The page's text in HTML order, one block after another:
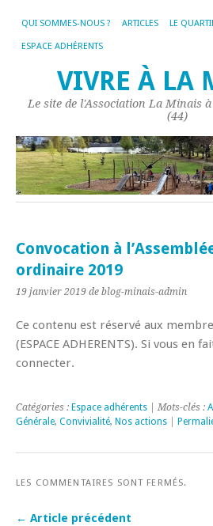
QUI SOMMES-NOUS ? ARTICLES LE
ESPACE ADHÉRENTS
VIVRE À LA
Le site de l'Association La Minais
(44)
Convocation à
ordinaire 2019
19 janvier 2019 de blog-minais-admin
Ce contenu est réservé aux
(ESPACE ADHERENTS). Si vous en
connecter.
Catégories : Espace adhérents | Mots-clés :
Générale, Convivialité, Nos actions
LES COMMENTAIRES SONT FERMÉS.
← Article précédent